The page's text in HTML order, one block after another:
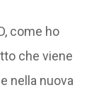
come ho
che viene
nella nuova